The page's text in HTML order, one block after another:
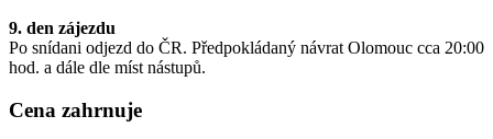
9. den zájezdu
Po snídani odjezd do ČR. Předpokládaný návrat Olomouc cca 20:00
hod. a dále dle míst nástupů.
Cena zahrnuje